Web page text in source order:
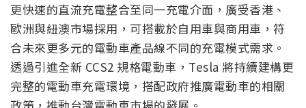
更快速的直流充電整合至同一充電介面，廣受香港、
歐洲與紐澳市場採用，可搭載於自用車與商用車，符
合未來更多元的電動車產品線不同的充電模式需求。
透過引進全新 CCS2 規格電動車，Tesla 將持續建構更
完整的電動車充電環境，搭配政府推廣電動車的相關